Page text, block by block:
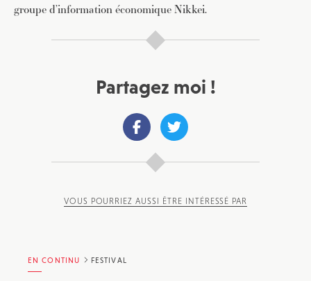
groupe d’information économique Nikkei.
Partagez moi !
VOUS POURRIEZ AUSSI ÊTRE INTÉRESSÉ PAR
EN CONTINU FESTIVAL